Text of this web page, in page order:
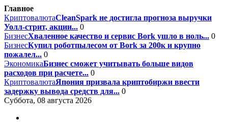
Главное
КриптовалютаCleanSpark не достигла прогноза выручки
Уолл-стрит, акции... 0
БизнесХваленное качество и сервис Bork ушло в ноль... 0
БизнесКупил роботпылесом от Bork за 200к и крупно
пожалел... 0
ЭкономикаБизнес сможет учитывать больше видов
расходов при расчете... 0
КриптовалютаЯпония призвала криптобиржи ввести
задержку вывода средств для... 0
Суббота, 08 августа 2026